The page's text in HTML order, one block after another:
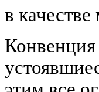
в
Конвенция